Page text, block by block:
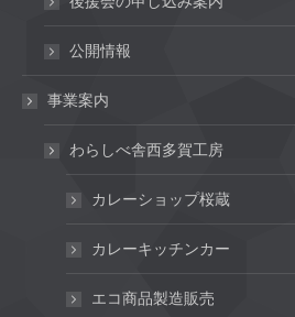
公開情報
事業案内
わらしべ舎西多賀工房
カレーショップ桜蔵
カレーキッチンカー
エコ商品製造販売